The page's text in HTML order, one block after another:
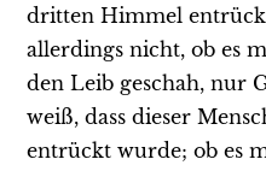
dritten Himmel
allerdings nicht, ob es
den Leib geschah, nur
weiß, dass dieser
entrückt wurde; ob es